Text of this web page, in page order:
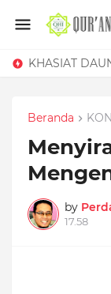
Beranda
by
17.58